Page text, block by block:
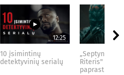
12:25
10 įsimintinų
detektyvinių serialų
„Septynių
Riteris" – kai
paprastumas